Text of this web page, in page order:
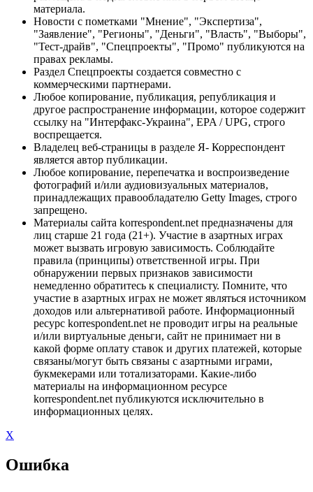
материала.
Новости с пометками "Мнение", "Экспертиза",
"Заявление", "Регионы", "Деньги", "Власть", "Выборы",
"Тест-драйв", "Спецпроекты", "Промо" публикуются на
правах рекламы.
Раздел Спецпроекты создается совместно с
коммерческими партнерами.
Любое копирование, публикация, републикация и
другое распространение информации, которое содержит
ссылку на "Интерфакс-Украина", EPA / UPG, строго
воспрещается.
Владелец веб-страницы в разделе Я- Корреспондент
является автор публикации.
Любое копирование, перепечатка и воспроизведение
фотографий и/или аудиовизуальных материалов,
принадлежащих правообладателю Getty Images, строго
запрещено.
Материалы сайта korrespondent.net предназначены для
лиц старше 21 года (21+). Участие в азартных играх
может вызвать игровую зависимость. Соблюдайте
правила (принципы) ответственной игры. При
обнаружении первых признаков зависимости
немедленно обратитесь к специалисту. Помните, что
участие в азартных играх не может являться источником
доходов или альтернативой работе. Информационный
ресурс korrespondent.net не проводит игры на реальные
и/или виртуальные деньги, сайт не принимает ни в
какой форме оплату ставок и других платежей, которые
связаны/могут быть связаны с азартными играми,
букмекерами или тотализаторами. Какие-либо
материалы на информационном ресурсе
korrespondent.net публикуются исключительно в
информационных целях.
X
Ошибка